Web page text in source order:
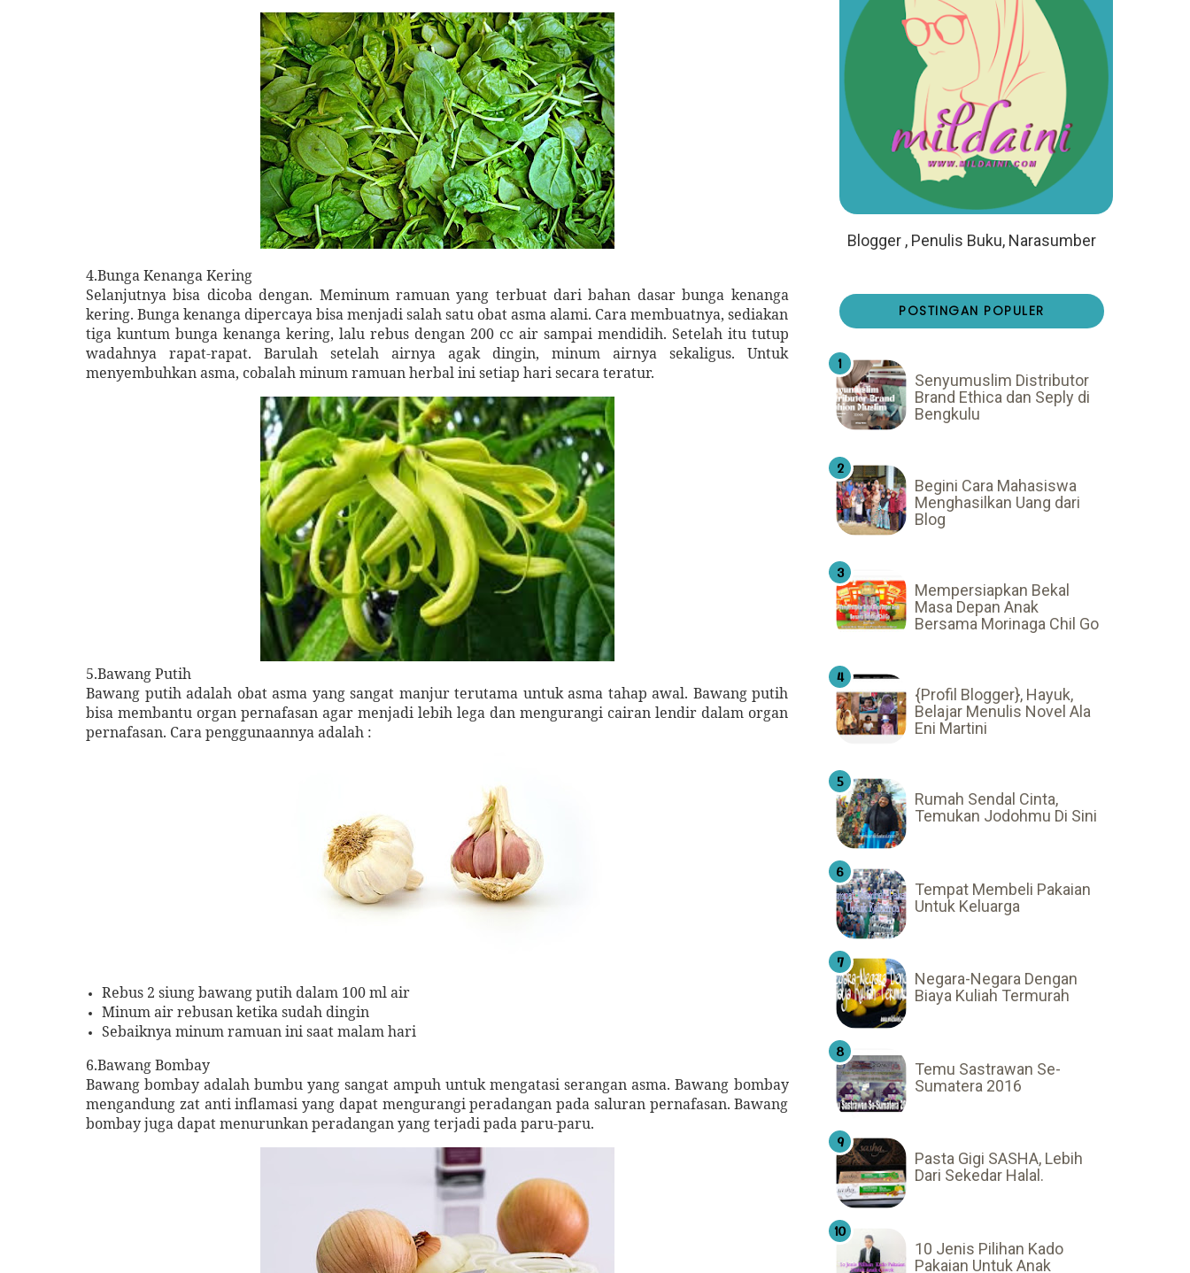
4.Bunga Kenanga Kering
Selanjutnya bisa dicoba dengan. Meminum ramuan yang terbuat dari bahan dasar bunga kenanga
kering. Bunga kenanga dipercaya bisa menjadi salah satu obat asma alami. Cara membuatnya, sediakan
tiga kuntum bunga kenanga kering, lalu rebus dengan 200 cc air sampai mendidih. Setelah itu tutup
wadahnya rapat-rapat. Barulah setelah airnya agak dingin, minum airnya sekaligus. Untuk
menyembuhkan asma, cobalah minum ramuan herbal ini setiap hari secara teratur.
5.Bawang Putih
Bawang putih adalah obat asma yang sangat manjur terutama untuk asma tahap awal. Bawang putih
bisa membantu organ pernafasan agar menjadi lebih lega dan mengurangi cairan lendir dalam organ
pernafasan. Cara penggunaannya adalah :
Rebus 2 siung bawang putih dalam 100 ml air
Minum air rebusan ketika sudah dingin
Sebaiknya minum ramuan ini saat malam hari
6.Bawang Bombay
Bawang bombay adalah bumbu yang sangat ampuh untuk mengatasi serangan asma. Bawang bombay
mengandung zat anti inflamasi yang dapat mengurangi peradangan pada saluran pernafasan. Bawang
bombay juga dapat menurunkan peradangan yang terjadi pada paru-paru.
Blogger , Penulis Buku, Narasumber
POSTINGAN POPULER
Senyumuslim Distributor
Brand Ethica dan Seply di
Bengkulu
Begini Cara Mahasiswa
Menghasilkan Uang dari
Blog
Mempersiapkan Bekal
Masa Depan Anak
Bersama Morinaga Chil Go
{Profil Blogger}, Hayuk,
Belajar Menulis Novel Ala
Eni Martini
Rumah Sendal Cinta,
Temukan Jodohmu Di Sini
Tempat Membeli Pakaian
Untuk Keluarga
Negara-Negara Dengan
Biaya Kuliah Termurah
Temu Sastrawan Se-
Sumatera 2016
Pasta Gigi SASHA, Lebih
Dari Sekedar Halal.
10 Jenis Pilihan Kado
Pakaian Untuk Anak